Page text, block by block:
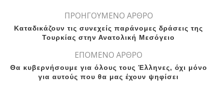
ΠΡΟΗΓΟΥΜΕΝΟ ΑΡΘΡΟ
Καταδικάζουν τις συνεχείς παράνομες δράσεις της
Τουρκίας στην Ανατολική Μεσόγειο
ΕΠΟΜΕΝΟ ΑΡΘΡΟ
Θα κυβερνήσουμε για όλους τους Έλληνες, όχι μόνο
για αυτούς που θα μας έχουν ψηφίσει